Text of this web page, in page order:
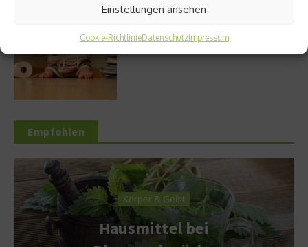
Einstellungen ansehen
Cookie-RichtlinieDatenschutzImpressum
Stuhlgang – wie oft ist eigentlich normal?
Empfohlen
Körper & Geist
Hausmittel bei